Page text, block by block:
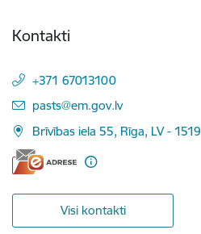
Kontakti
+371 67013100
E-pasts:
pasts@em.gov.lv
Brīvības iela 55, Rīga, LV - 1519
Visi kontakti